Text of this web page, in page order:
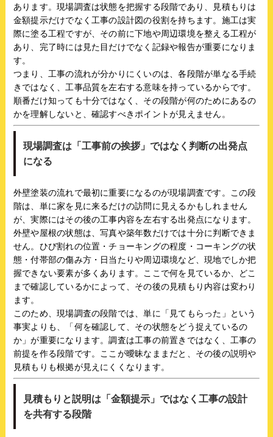
あります。現場調査は状態を把握する段階であり、見積もりは
金額提示だけでなく工事の設計図の役割を持ちます。施工は実
際に塗る工程ですが、その前に下地や周辺環境を整える工程が
あり、完了時には見た目だけでなく記録や報告が重要になりま
す。
つまり、工事の流れが分かりにくいのは、各段階が単なる手続
きではなく、工事品質を左右する意味を持っているからです。
順番だけ知っても十分ではなく、その段階が何のためにあるの
かを理解しないと、確認すべきポイントが見えません。
現場調査は「工事前の挨拶」ではなく判断の出発点
になる
外壁塗装の流れで最初に重要になるのが現場調査です。この段
階は、単に家を見に来るだけの訪問に見えるかもしれません
が、実際にはその後の工事内容を左右する出発点になります。
外壁や屋根の状態は、写真や築年数だけでは十分に判断できま
せん。ひび割れの位置・チョーキングの程度・コーキングの状
態・付帯部の傷み方・日当たりや周辺環境など、現地でしか把
握できない要素が多くあります。ここで何を見ているか、どこ
まで確認しているかによって、その後の見積もり内容は変わり
ます。
このため、現場調査の段階では、単に「見てもらった」という
事実よりも、「何を確認して、その状態をどう捉えているの
か」が重要になります。調査は工事の前置きではなく、工事の
前提を作る段階です。ここが曖昧なままだと、その後の説明や
見積もりも根拠が見えにくくなります。
見積もりと説明は「金額提示」ではなく工事の設計
を共有する段階